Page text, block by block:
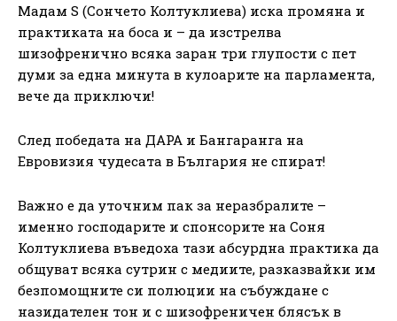
Мадам S (Сончето Колтуклиева) иска промяна и
практиката на боса и – да изстрелва
шизофренично всяка заран три глупости с пет
думи за една минута в кулоарите на парламента,
вече да приключи!
След победата на ДАРА и Бангаранга на
Евровизия чудесата в България не спират!
Важно е да уточним пак за неразбралите –
именно господарите и спонсорите на Соня
Колтуклиева въведоха тази абсурдна практика да
общуват всяка сутрин с медиите, разказвайки им
безпомощните си полюции на събуждане с
назидателен тон и с шизофреничен блясък в